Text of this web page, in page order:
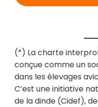
(*) La charte
conçue comme un
dans les élevages
C’est une initiative
de la dinde (Cidef),